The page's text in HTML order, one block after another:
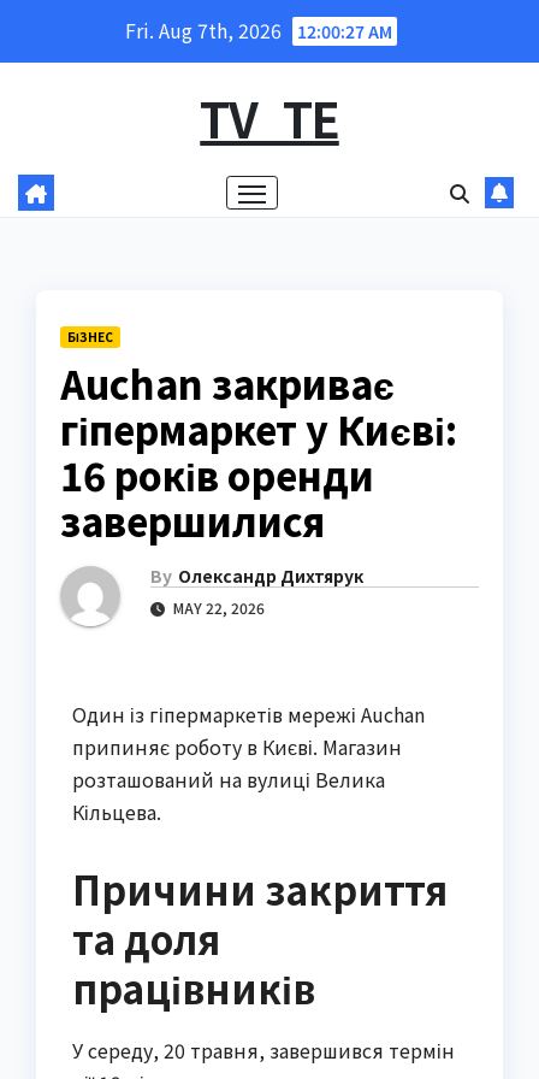
Fri. Aug 7th, 2026 12:00:28 AM
TV_TE
БІЗНЕС
Auchan закриває
гіпермаркет у Києві:
16 років оренди
завершилися
By Олександр Дихтярук
MAY 22, 2026
Один із гіпермаркетів мережі Auchan
припиняє роботу в Києві. Магазин
розташований на вулиці Велика
Кільцева.
Причини закриття
та доля
працівників
У середу, 20 травня, завершився термін